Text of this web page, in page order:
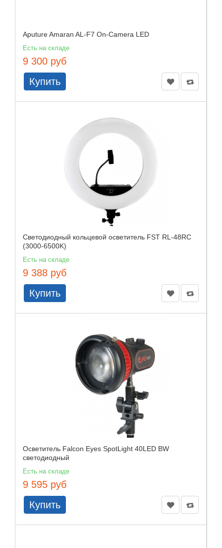
Aputure Amaran AL-F7 On-Camera LED
Есть на складе
9 300 руб
Купить
Cветодиодный кольцевой осветитель FST RL-48RC
(3000-6500K)
Есть на складе
9 388 руб
Купить
Осветитель Falcon Eyes SpotLight 40LED BW
светодиодный
Есть на складе
9 595 руб
Купить